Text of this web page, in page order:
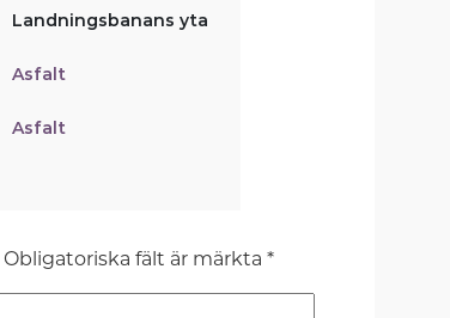
Landningsbanans yta
Asfalt
Asfalt
Obligatoriska fält är märkta *